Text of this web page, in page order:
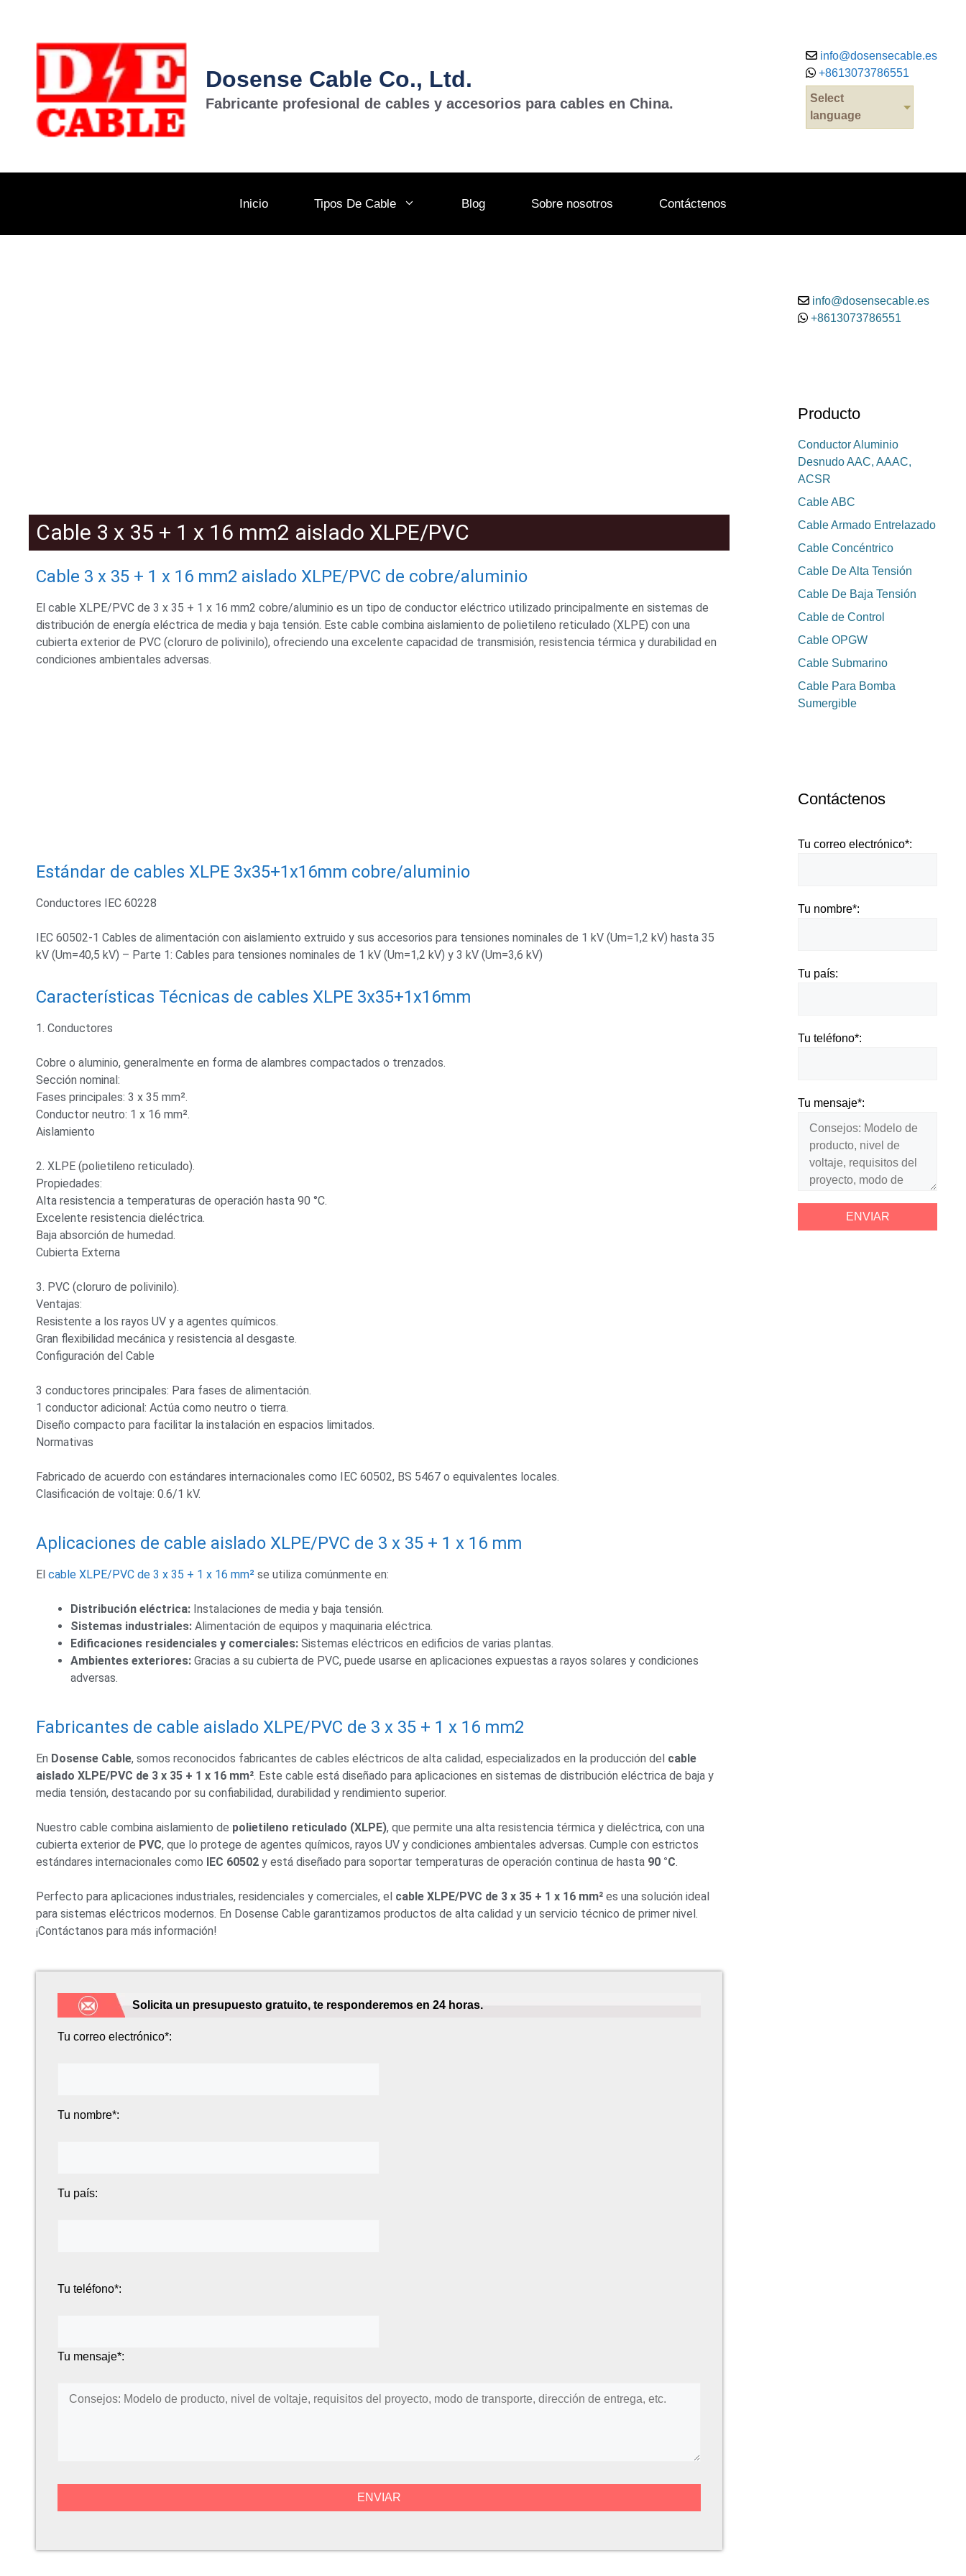
Dosense Cable Co., Ltd.
Fabricante profesional de cables y accesorios para cables en China.
info@dosensecable.es
+8613073786551
Select
language
Inicio Tipos De Cable Blog Sobre nosotros Contáctenos
Cable 3 x 35 + 1 x 16 mm2 aislado XLPE/PVC
Cable 3 x 35 + 1 x 16 mm2 aislado XLPE/PVC de cobre/aluminio
El cable XLPE/PVC de 3 x 35 + 1 x 16 mm2 cobre/aluminio es un tipo de conductor eléctrico utilizado principalmente en sistemas de
distribución de energía eléctrica de media y baja tensión. Este cable combina aislamiento de polietileno reticulado (XLPE) con una
cubierta exterior de PVC (cloruro de polivinilo), ofreciendo una excelente capacidad de transmisión, resistencia térmica y durabilidad en
condiciones ambientales adversas.
Estándar de cables XLPE 3x35+1x16mm cobre/aluminio
Conductores IEC 60228
IEC 60502-1 Cables de alimentación con aislamiento extruido y sus accesorios para tensiones nominales de 1 kV (Um=1,2 kV) hasta 35
kV (Um=40,5 kV) – Parte 1: Cables para tensiones nominales de 1 kV (Um=1,2 kV) y 3 kV (Um=3,6 kV)
Características Técnicas de cables XLPE 3x35+1x16mm
1. Conductores
Cobre o aluminio, generalmente en forma de alambres compactados o trenzados.
Sección nominal:
Fases principales: 3 x 35 mm².
Conductor neutro: 1 x 16 mm².
Aislamiento
2. XLPE (polietileno reticulado).
Propiedades:
Alta resistencia a temperaturas de operación hasta 90 °C.
Excelente resistencia dieléctrica.
Baja absorción de humedad.
Cubierta Externa
3. PVC (cloruro de polivinilo).
Ventajas:
Resistente a los rayos UV y a agentes químicos.
Gran flexibilidad mecánica y resistencia al desgaste.
Configuración del Cable
3 conductores principales: Para fases de alimentación.
1 conductor adicional: Actúa como neutro o tierra.
Diseño compacto para facilitar la instalación en espacios limitados.
Normativas
Fabricado de acuerdo con estándares internacionales como IEC 60502, BS 5467 o equivalentes locales.
Clasificación de voltaje: 0.6/1 kV.
Aplicaciones de cable aislado XLPE/PVC de 3 x 35 + 1 x 16 mm
El cable XLPE/PVC de 3 x 35 + 1 x 16 mm² se utiliza comúnmente en:
Distribución eléctrica: Instalaciones de media y baja tensión.
Sistemas industriales: Alimentación de equipos y maquinaria eléctrica.
Edificaciones residenciales y comerciales: Sistemas eléctricos en edificios de varias plantas.
Ambientes exteriores: Gracias a su cubierta de PVC, puede usarse en aplicaciones expuestas a rayos solares y condiciones
adversas.
Fabricantes de cable aislado XLPE/PVC de 3 x 35 + 1 x 16 mm2
En Dosense Cable, somos reconocidos fabricantes de cables eléctricos de alta calidad, especializados en la producción del cable
aislado XLPE/PVC de 3 x 35 + 1 x 16 mm². Este cable está diseñado para aplicaciones en sistemas de distribución eléctrica de baja y
media tensión, destacando por su confiabilidad, durabilidad y rendimiento superior.
Nuestro cable combina aislamiento de polietileno reticulado (XLPE), que permite una alta resistencia térmica y dieléctrica, con una
cubierta exterior de PVC, que lo protege de agentes químicos, rayos UV y condiciones ambientales adversas. Cumple con estrictos
estándares internacionales como IEC 60502 y está diseñado para soportar temperaturas de operación continua de hasta 90 °C.
Perfecto para aplicaciones industriales, residenciales y comerciales, el cable XLPE/PVC de 3 x 35 + 1 x 16 mm² es una solución ideal
para sistemas eléctricos modernos. En Dosense Cable garantizamos productos de alta calidad y un servicio técnico de primer nivel.
¡Contáctanos para más información!
Solicita un presupuesto gratuito, te responderemos en 24 horas.
Tu correo electrónico*:
Tu nombre*:
Tu país:
Tu teléfono*:
Tu mensaje*:
info@dosensecable.es
+8613073786551
Producto
Conductor Aluminio
Desnudo AAC, AAAC,
ACSR
Cable ABC
Cable Armado Entrelazado
Cable Concéntrico
Cable De Alta Tensión
Cable De Baja Tensión
Cable de Control
Cable OPGW
Cable Submarino
Cable Para Bomba
Sumergible
Contáctenos
Tu correo electrónico*:
Tu nombre*:
Tu país:
Tu teléfono*:
Tu mensaje*: